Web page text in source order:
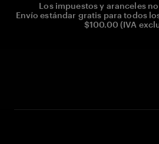
Los impuestos y aranceles
Envío estándar gratis para todos
$100.00 (IVA